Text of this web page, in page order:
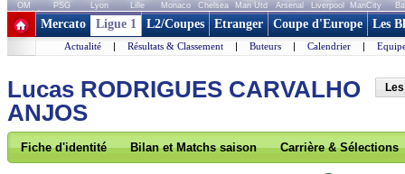
OM PSG Lyon Lille Monaco Chelsea Man Utd Arsenal Liverpool ManCity
+ de clubs
Mercato Ligue 1 L2/Coupes Etranger Coupe d'Europe Les
Actualité | Résultats & Classement | Buteurs | Calendrier |
Lucas RODRIGUES CARVALHO
ANJOS
Fiche d'identité Bilan et Matchs saison Carrière & Sélections